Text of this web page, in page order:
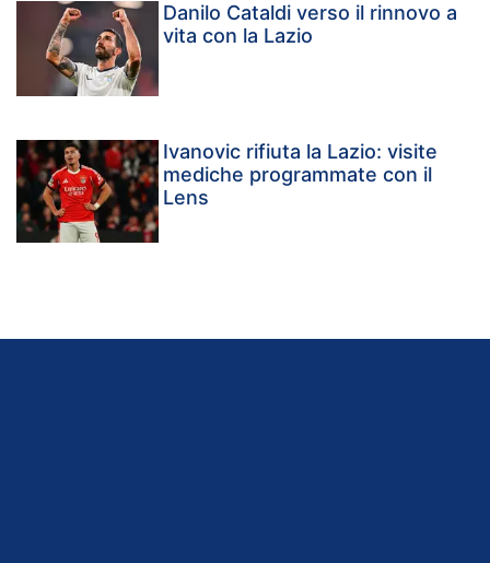
Danilo Cataldi verso il rinnovo a
vita con la Lazio
Ivanovic rifiuta la Lazio: visite
mediche programmate con il
Lens